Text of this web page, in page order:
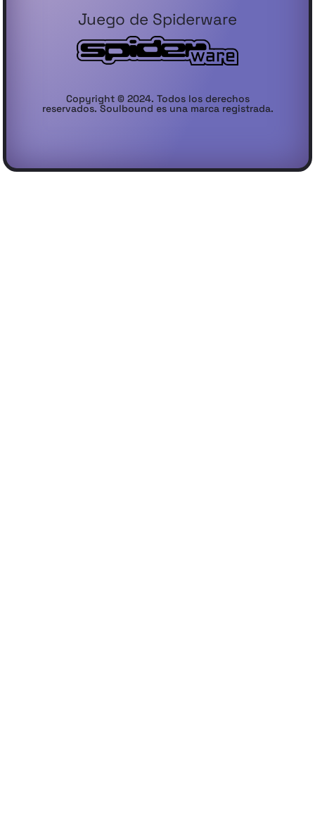
Juego de Spiderware
Copyright © 2024. Todos los derechos
reservados. Soulbound es una marca registrada.